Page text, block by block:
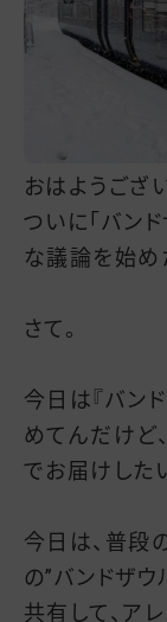
おはようござ
ついに「バン
な議論を始め
さて。
今日は『バン
めてんだけど
でお届けした
今日は、普段
の”バンドザ
共有して、ア